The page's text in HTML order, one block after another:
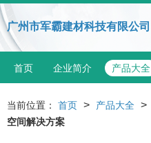
广州市军霸建材科技有限公司
首页 企业简介 产品大全
当前位置： 首页 > 产品大全 >
空间解决方案